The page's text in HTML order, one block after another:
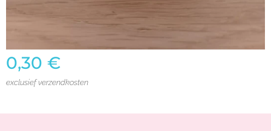
0,30 €
exclusief verzendkosten